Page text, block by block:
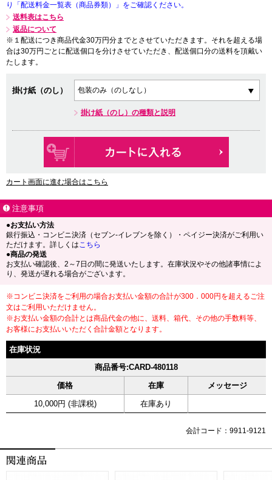
り「配送料金一覧表（商品券類）」をご確認ください。
送料表はこちら
返品について
※１配送につき商品代金30万円分までとさせていただきます。それを超える場
合は30万円ごとに配送個口を分けさせていただき、配送個口分の送料を頂戴い
たします。
掛け紙（のし）
掛け紙（のし）の種類と説明
カート画面に進む場合はこちら
注意事項
●お支払い方法
銀行振込・コンビニ決済（セブン-イレブンを除く）・ペイジー決済がご利用い
ただけます。詳しくはこちら
●商品の発送
お支払い確認後、2～7日の間に発送いたします。在庫状況やその他諸事情によ
り、発送が遅れる場合がございます。
※コンビニ決済をご利用の場合お支払い金額の合計が300．000円を超えるご注
文はご利用いただけません。
※お支払い金額の合計とは商品代金の他に、送料、箱代、その他の手数料等、
お客様にお支払いいただく合計金額となります。
在庫状況
商品番号:CARD-480118
価格
在庫
メッセージ
10,000円 (非課税)
在庫あり
会計コード：9911-9121